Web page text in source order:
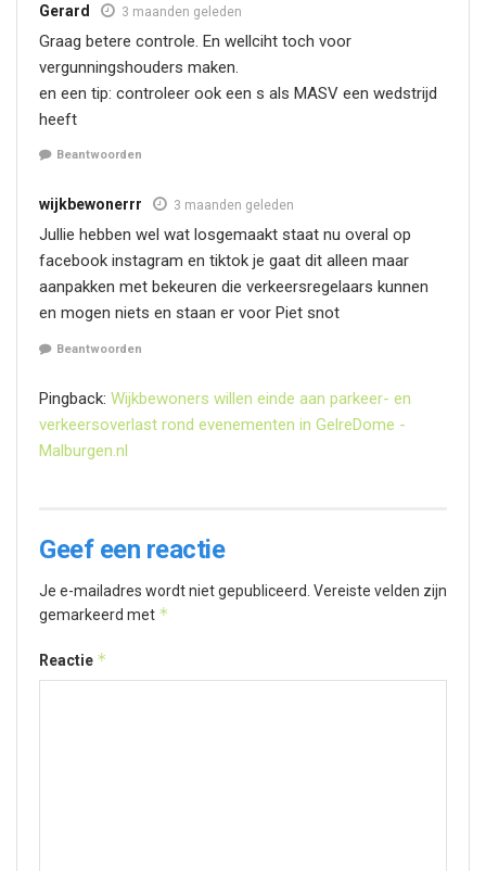
Gerard 3 maanden geleden
Graag betere controle. En wellciht toch voor
vergunningshouders maken.
en een tip: controleer ook een s als MASV een wedstrijd
heeft
Beantwoorden
wijkbewonerrr 3 maanden geleden
Jullie hebben wel wat losgemaakt staat nu overal op
facebook instagram en tiktok je gaat dit alleen maar
aanpakken met bekeuren die verkeersregelaars kunnen
en mogen niets en staan er voor Piet snot
Beantwoorden
Pingback: Wijkbewoners willen einde aan parkeer- en
verkeersoverlast rond evenementen in GelreDome -
Malburgen.nl
Geef een reactie
Je e-mailadres wordt niet gepubliceerd. Vereiste velden zijn
gemarkeerd met *
Reactie *